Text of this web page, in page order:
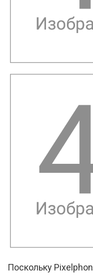
Поскольку